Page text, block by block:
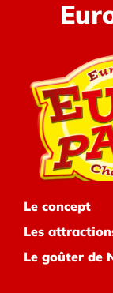
Le concept
Les
Le goûter de